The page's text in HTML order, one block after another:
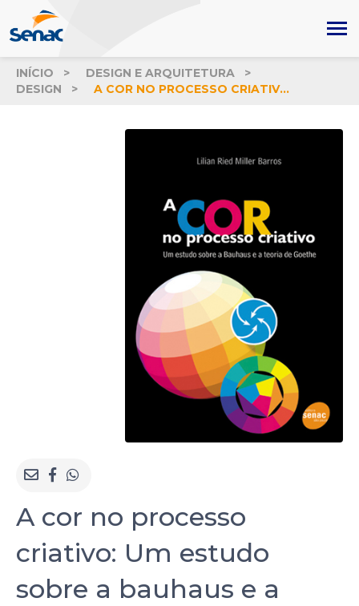
INÍCIO
DESIGN E ARQUITETURA
DESIGN
A COR NO PROCESSO CRIATIVO: UM ESTUDO SOBRE A BAUHAUS E A TEORIA DE GOETHE
A cor no processo
criativo: Um estudo
sobre a bauhaus e a